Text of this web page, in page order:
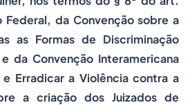
da Convenção sobre a
as Formas de Discriminação
da Convenção Interamericana
e Erradicar a Violência contra a
a criação dos Juizados de